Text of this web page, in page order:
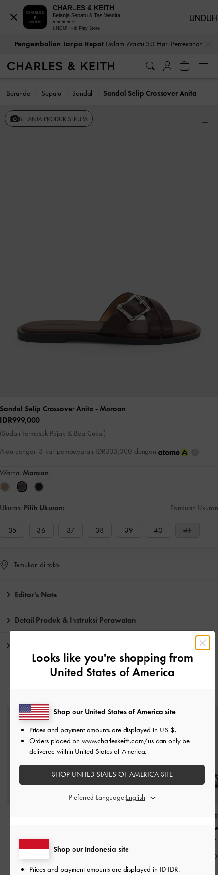
Pengembalian Tanpa RepotDalam Waktu 30 Hari Pemesanan
Beranda Sepatu Sandal Sandal Selip Crossover Anita
BELANJA PRODUK SERUPA
Sandal Selip Crossover Anita - Maroon
IDR999,000
(Sudah Termasuk Pajak & Bea Cukai)
Atau dengan 3 kali pembayaran IDR333,000 dengan
Warna: Maroon
Ukuran: Pilih Ukuran: Panduan Ukuran
35 36 37 38 39 40 41
Temukan di toko
Editor’s Note
Detail Produk & Instruksi Perawatan
IDR1,099,000 IDR1,099,000
Sandal Toe-
Metallic-
Burgundy
CHARLES & KEITH
Belanja Sepatu & Tas Wanita
UNDUH - di Play Store
UNDUH
Looks like you're shopping from
United States of America
Shop our Indonesia site
Prices and payment amounts are displayed in ID IDR.
Shop our United States of America site
Prices and payment amounts are displayed in US $.
Orders placed on www.charleskeith.com/us can only be
delivered within United States of America.
SHOP UNITED STATES OF AMERICA SITE
Preferred Language: